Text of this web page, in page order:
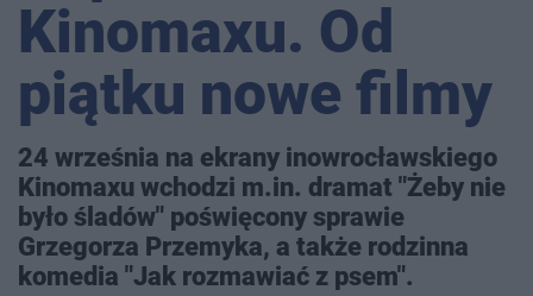
Kinomaxu. Od
piątku nowe filmy
24 września na ekrany inowrocławskiego
Kinomaxu wchodzi m.in. dramat "Żeby nie
było śladów" poświęcony sprawie
Grzegorza Przemyka, a także rodzinna
komedia "Jak rozmawiać z psem".